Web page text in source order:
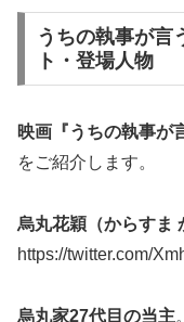
うちの執事が言
ト・登場人物
映画『うちの執事が
をご紹介します。
烏丸花穎（からすま
https://twitter.com/
烏丸家27代目の当主。